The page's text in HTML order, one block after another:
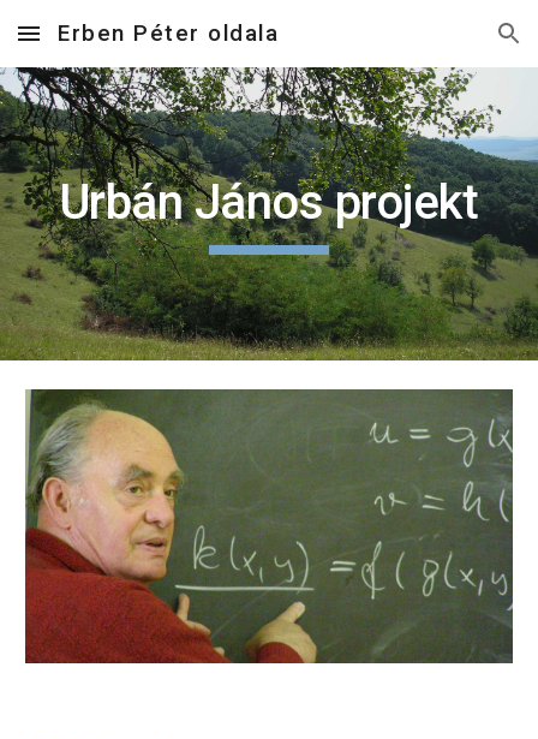
Skip to main content Skip to navigation
Erben Péter oldala
Urbán János projekt